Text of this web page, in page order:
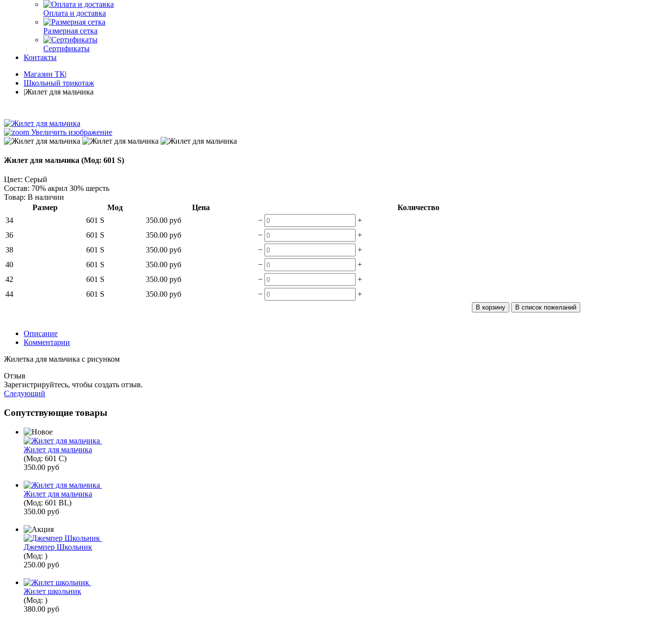
Оплата и доставка
Размерная сетка
Сертификаты
Контакты
Магазин ТК|
Школьный трикотаж
|Жилет для мальчика
Увеличить изображение
Жилет для мальчика (Мод: 601 S)
Цвет: Серый
Состав: 70% акрил 30% шерсть
Товар: В наличии
Размер
Мод Цена
Количество
34
601 S 350.00 руб −
+
36
601 S 350.00 руб −
+
38
601 S 350.00 руб −
+
40
601 S 350.00 руб −
+
42
601 S 350.00 руб −
+
44
601 S 350.00 руб − +
Описание
Комментарии
Жилетка для мальчика с рисунком
Отзыв
Зарегистрируйтесь, чтобы создать отзыв.
Следующий
Сопутствующие товары
Жилет для мальчика
(Мод: 601 C)
350.00 руб
Жилет для мальчика
(Мод: 601 BL)
350.00 руб
Джемпер Школьник
(Мод: )
250.00 руб
Жилет школьник
(Мод: )
380.00 руб